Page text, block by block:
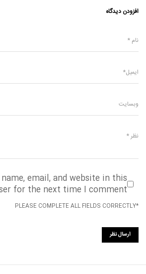
افزودن دیدگاه
email, and website in this
for the next time I comment.
*PLEASE COMPLETE ALL FIELDS CORRECTLY